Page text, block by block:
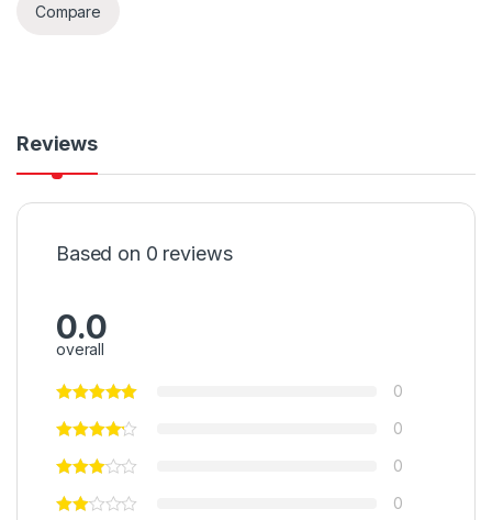
Compare
Reviews
Based on 0 reviews
0.0
overall
0
0
0
0